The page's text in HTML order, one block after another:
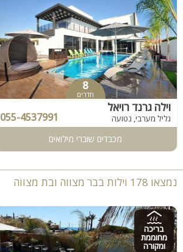
8
חדרים
וילה גרנד רויאל
גליל מערבי, נטועה 055-4537991
מכבדים שוברי מילואים
נמצאו 178 וילות בבר מצווה ובת מצווה
בריכה
מחוממת
ומקורה